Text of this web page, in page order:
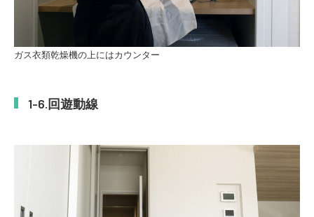
ガス衣類乾燥機の上にはカウンター
回遊動線